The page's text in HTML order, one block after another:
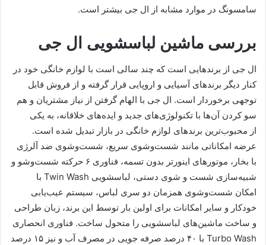
سامسونگ در موارد مشابه از ال جی بیشتر است.
بررسی ماشین لباسشویی ال جی
ال جی از برندهایی است که چند سالی است با لوازم خانگی خود در
کنار دیگر برندهای آسیایی و اروپایی قرار گرفته و از فروش قابل
توجهی برخوردار است. ال جی با الهام گرفتن از نیاز مشتریان و هم
سو کردن آن‌ها با تکنولوژی‌های جدید و ایده‌های خلاقانه، به یکی
از محبوب‌ترین برندهای لوازم خانگی در بازار تبدیل شده است.
عرضه امکاناتی مانند شست‌وشوی سریع، شست‌وشوی ضد آلرژی
با بخار، موتورهای اینورتر بدون تسمه، فناوری ۶ حرکته شست‌وشو و
شبیه‌سازی شست ‌و شوی دستی، لباسشویی Twin Wash با
امکان شست‌وشوی همزمان دو سری لباس، سیستم عیب‌یابی
خودکار و سایر امکانات برای اولین بار توسط این برند، زبان طراحی
و ساخت ماشین‌های لباسشویی را متحول ساخت. فناوری انحصاری
Turbo Wash با ۴۰ درصد صرفه جویی در مصرف آب و نیز ۱۵ درصد